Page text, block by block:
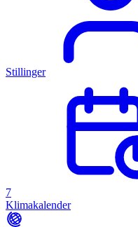
Stillinger
7
Klimakalender